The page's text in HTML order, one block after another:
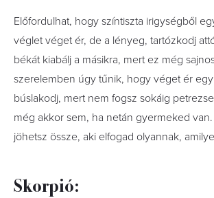
Előfordulhat, hogy színtiszta irigységből
véglet véget ér, de a lényeg, tartózkodj
békát kiabálj a másikra, mert ez még
szerelemben úgy tűnik, hogy véget ér
búslakodj, mert nem fogsz sokáig
még akkor sem, ha netán gyermeked
jöhetsz össze, aki elfogad olyannak,
Skorpió: